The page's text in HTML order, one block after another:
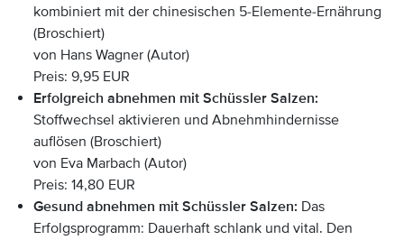
kombiniert mit der chinesischen 5-Elemente-Ernährung
(Broschiert)
von Hans Wagner (Autor)
Preis: 9,95 EUR
Erfolgreich abnehmen mit Schüssler Salzen:
Stoffwechsel aktivieren und Abnehmhindernisse
auflösen (Broschiert)
von Eva Marbach (Autor)
Preis: 14,80 EUR
Gesund abnehmen mit Schüssler Salzen: Das
Erfolgsprogramm: Dauerhaft schlank und vital. Den